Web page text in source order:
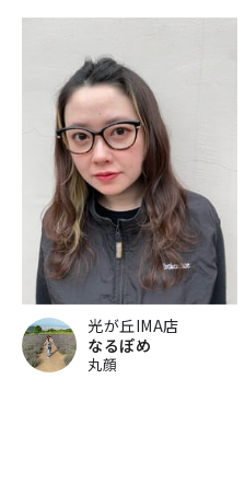
光が丘IMA店
なるぽめ
丸顔